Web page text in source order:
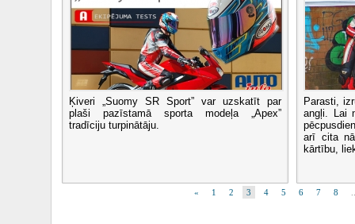
Ķiveri „Suomy SR Sport” var uzskatīt par
plaši pazīstamā sporta modeļa „Apex”
tradīciju turpinātāju.
Parasti,
angļi. Lai
arī cita
kārtību,
« 1 2 3 4 5 6 7 8